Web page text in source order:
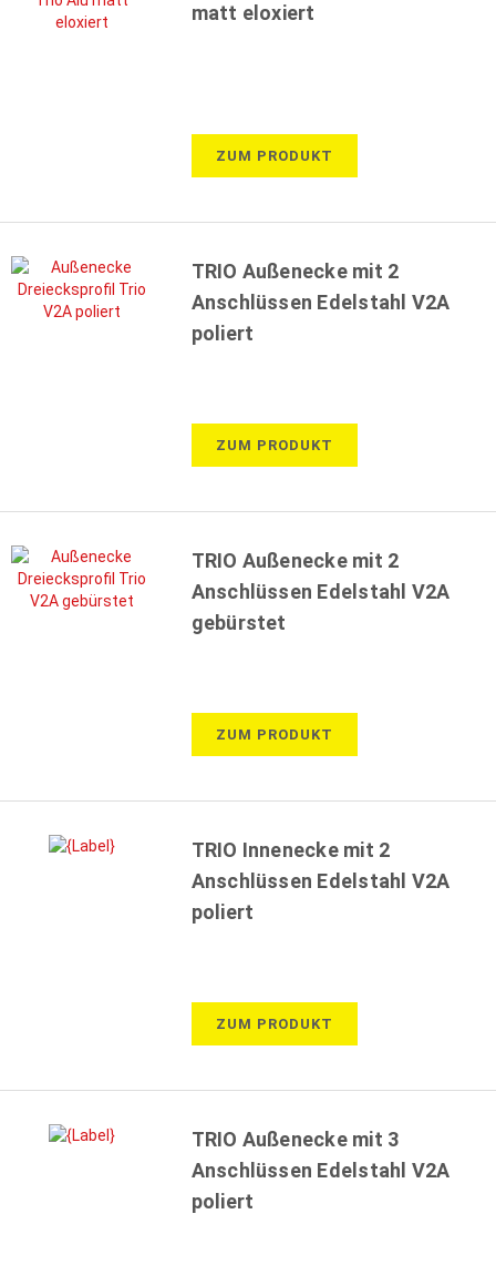
matt eloxiert
ZUM PRODUKT
TRIO Außenecke mit 2
Anschlüssen Edelstahl V2A
poliert
ZUM PRODUKT
TRIO Außenecke mit 2
Anschlüssen Edelstahl V2A
gebürstet
ZUM PRODUKT
TRIO Innenecke mit 2
Anschlüssen Edelstahl V2A
poliert
ZUM PRODUKT
TRIO Außenecke mit 3
Anschlüssen Edelstahl V2A
poliert